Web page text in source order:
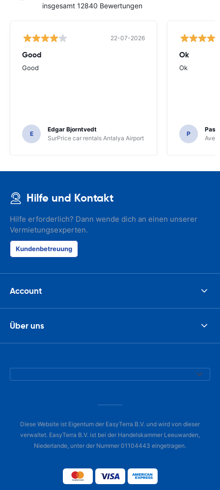
insgesamt 12840 Bewertungen
22-07-2026
Good
Good
E
Edgar Bjorntvedt
SurPrice car rentals Antalya Airport
Ok
Ok
P
Avec
Hilfe und Kontakt
Hilfe erforderlich? Dann wende dich an einen unserer
Vermietungsexperten.
Kundenbetreuung
Account
Über uns
Diese Website ist Eigentum der EasyTerra B.V. und wird von dieser
verwaltet. EasyTerra B.V. ist bei der Handelskammer Leeuwarden,
Niederlande, unter der Nummer 01104443 eingetragen.